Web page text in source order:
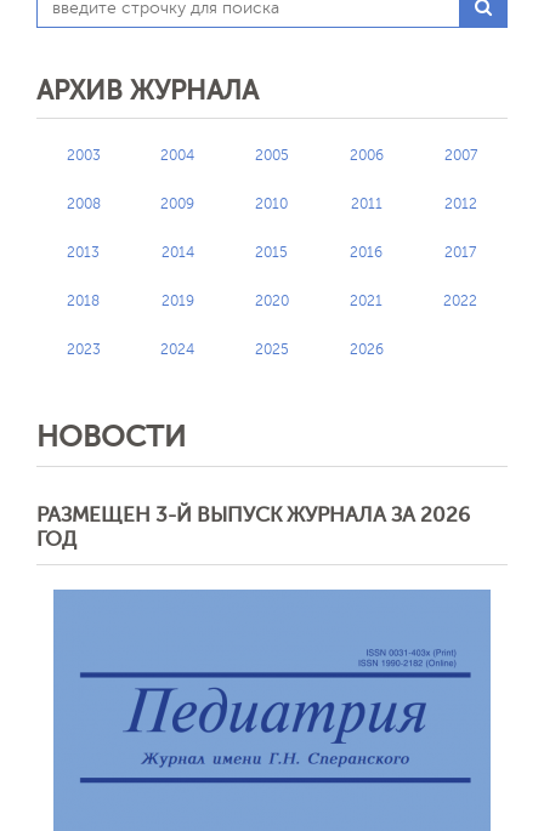
АРХИВ ЖУРНАЛА
2003 2004 2005 2006 2007
2008 2009 2010 2011 2012
2013 2014 2015 2016 2017
2018 2019 2020 2021 2022
2023 2024 2025 2026
НОВОСТИ
РАЗМЕЩЕН 3-Й ВЫПУСК ЖУРНАЛА ЗА 2026
ГОД